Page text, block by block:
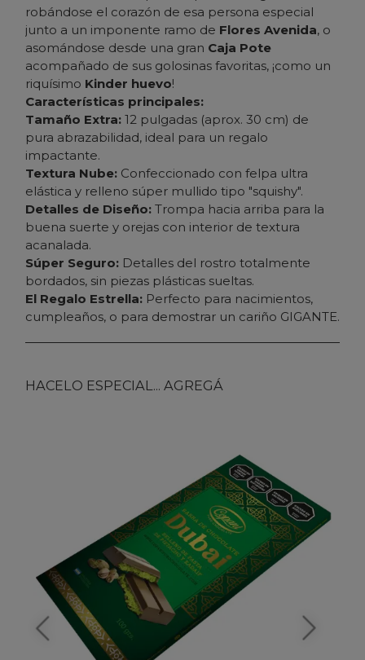
robándose el corazón de esa persona especial
junto a un imponente ramo de Flores Avenida, o
asomándose desde una gran Caja Pote
acompañado de sus golosinas favoritas, ¡como un
riquísimo Kinder huevo!
Características principales:
Tamaño Extra: 12 pulgadas (aprox. 30 cm) de
pura abrazabilidad, ideal para un regalo
impactante.
Textura Nube: Confeccionado con felpa ultra
elástica y relleno súper mullido tipo "squishy".
Detalles de Diseño: Trompa hacia arriba para la
buena suerte y orejas con interior de textura
acanalada.
Súper Seguro: Detalles del rostro totalmente
bordados, sin piezas plásticas sueltas.
El Regalo Estrella: Perfecto para nacimientos,
cumpleaños, o para demostrar un cariño GIGANTE.
HACELO ESPECIAL... AGREGÁ